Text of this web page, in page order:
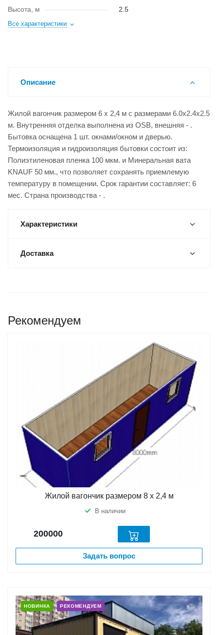
Высота, м
2.5
Все характеристики
Описание
Жилой вагончик размером 6 х 2,4 м с размерами 6.0x2.4x2.5
м. Внутренняя отделка выполнена из OSB, внешняя - .
Бытовка оснащена 1 шт. окнами/окном и дверью.
Термоизоляция и гидроизоляция бытовки состоит из:
Полиэтиленовая пленка 100 мкм. и Минеральная вата
KNAUF 50 мм., что позволяет сохранять приемлемую
температуру в помещении. Срок гарантии составляет: 6
мес. Страна производства - .
Характеристики
Доставка
Рекомендуем
Жилой вагончик размером 8 х 2,4 м
В наличии
200000
Задать вопрос
НОВИНКА РЕКОМЕНДУЕМ